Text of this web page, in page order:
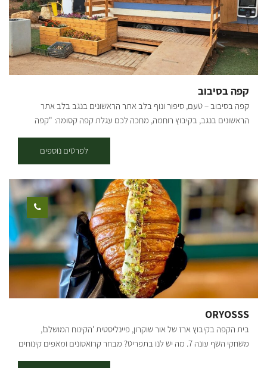
קפה בסיבוב
קפה בסיבוב – טעם, סיפור ונוף בלב אתר הראשונים בנגב בלב אתר
הראשונים בנגב, בקיבוץ רוחמה, מחכה לכם עגלת קפה קסומה: "קפה
היסטורי מרתק המחבר בין עבר להווה. אתר הראשונים הוא פנינה נסתרת
בנגב, הכוללת באר עתיקה מ-1913, משוריינים וכלים חקלאיים מימי קום
המדינה – מקום שעוצר את הזמן ומספר את סיפורה של ההתיישבות בנגב.
חגי הורביץ, הבעלים והיזם, ממשיך את חזונו שהחל בשנת 2021 עם "קפה
בסיבוב" בחץ השחור, סמוך למפלסים. עגלת הקפה האהובה, שזכתה
לקהל מבקרים רחב, נחרבה ב-7/10, וכיום נולדה מחדש במיקום הקסום
באתר הראשונים. "קפה בסיבוב" הוא נקודת עצירה מושלמת למטיילים,
משפחות וחובבי טבע. [gallery columns="5"
ids="27213,27211,27209,27207,29630,29628,29626,29624,29622,29
620,29618,29616,29614,29633,29635,29637,34215,34217,34219,342
21" orderby="rand"]
לפרטים נוספים
ORYOSSS
בית הקפה בקיבוץ ארז של אור שוקרון, פיינליסטית 'הקינוח המושלם',
משחקי השף עונה 7. מה יש לנו בתפריט? מבחר קרואסונים ומאפים קינוחים